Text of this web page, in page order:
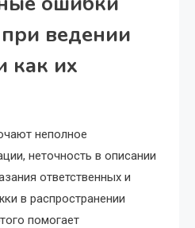
ведении
как их
неполное
неточность в описании
ответственных и
в распространении
помогает